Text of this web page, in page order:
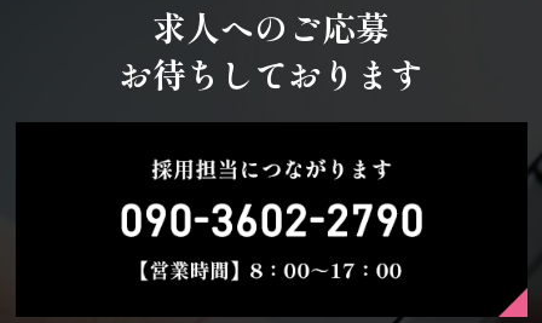
求人へのご応募
お待ちしております